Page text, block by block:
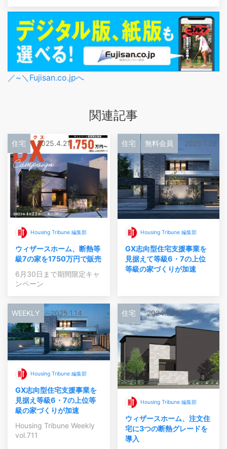
／~＼Fujisan.co.jpへ
関連記事
住宅 2025.4.21
Housing Tribune 編集部
ウィザースホーム、断熱等
級7の家を1750万円で販売
6月30日まで期間限定キャ
ンペーン
住宅 無料会員 2025.1.29
Housing Tribune 編集部
GX志向型住宅支援事業を
見据えて等級6・7の上位
等級の家づくりが加速
WEEKLY 2025.1.14
Housing Tribune 編集部
GX志向型住宅支援事業を
見据え等級6・7の上位等
級の家づくりが加速
Housing Tribune Weekly
vol.711
住宅 2024.12.27
Housing Tribune 編集部
ウィザースホーム、注文住
宅に3つの断熱グレードを
導入